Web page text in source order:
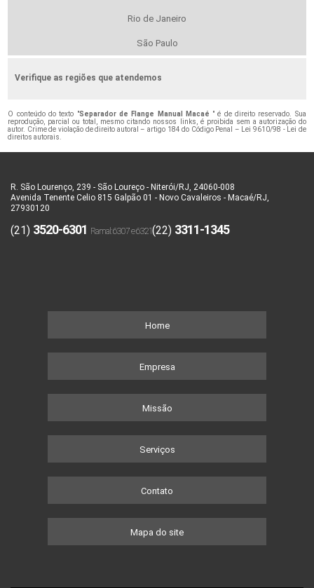
Rio de Janeiro
São Paulo
Verifique as regiões que atendemos
O conteúdo do texto "Separador de Flange Manual Macaé " é de direito reservado. Sua
reprodução, parcial ou total, mesmo citando nossos links, é proibida sem a autorização do
autor. Crime de violação de direito autoral – artigo 184 do Código Penal –
Lei 9610/98 - Lei de
direitos autorais
R. São Lourenço, 239 - São Loureço - Niterói/RJ, 24060-008
Avenida Tenente Celio 815 Galpão 01 - Novo Cavaleiros - Macaé/RJ,
27930120
(21) 3520-6301 (22) 3311-1345
Home
Empresa
Missão
Serviços
Contato
Mapa do site